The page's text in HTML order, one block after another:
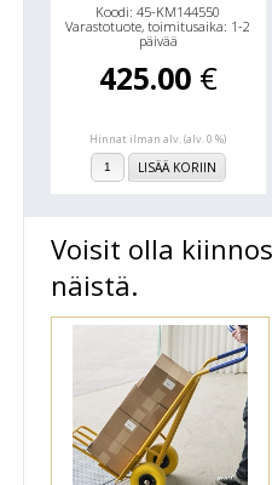
Koodi: 45-KM144550
Varastotuote, toimitusaika: 1-2
päivää
425.00 €
Hinnat ilman alv. (alv. 0 %)
LISÄÄ KORIIN
Voisit olla
näistä.